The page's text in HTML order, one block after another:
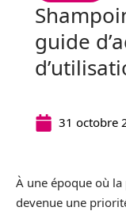
guide
31 octobre
À une époque où
devenue une